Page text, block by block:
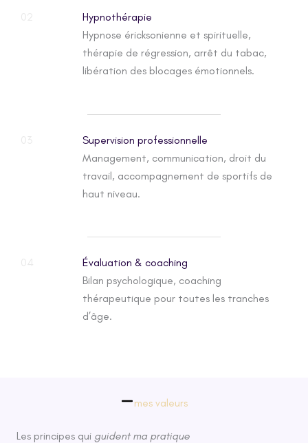
Hypnothérapie
Hypnose éricksonienne et spirituelle,
thérapie de régression, arrêt du tabac,
libération des blocages émotionnels.
Supervision professionnelle
Management, communication, droit du
travail, accompagnement de sportifs de
haut niveau.
Évaluation & coaching
Bilan psychologique, coaching
thérapeutique pour toutes les tranches
d’âge.
mes valeurs
Les principes qui guident ma pratique